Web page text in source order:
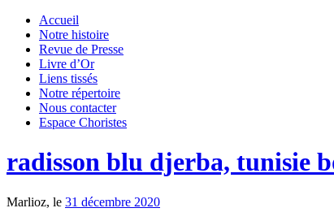
Accueil
Notre histoire
Revue de Presse
Livre d’Or
Liens tissés
Notre répertoire
Nous contacter
Espace Choristes
radisson blu djerba, tunisie
Marlioz, le 31 décembre 2020